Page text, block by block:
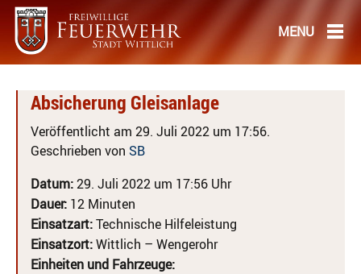
Absicherung Gleisanlage
Veröffentlicht am 29. Juli 2022 um 17:56.
Geschrieben von SB
Datum:29. Juli 2022 um 17:56 Uhr
Dauer: 12 Minuten
Einsatzart:Technische Hilfeleistung
Einsatzort:Wittlich – Wengerohr
Einheiten und Fahrzeuge: